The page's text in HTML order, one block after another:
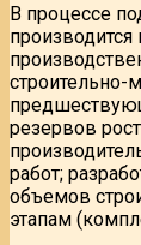
В процессе
производится
строительно-
резервов
работ;
объемов
этапам